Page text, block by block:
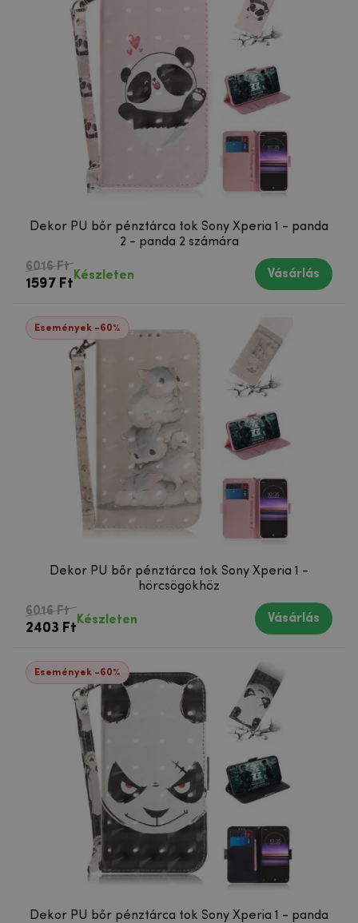
Dekor PU bőr pénztárca tok Sony Xperia 1 - panda
2 - panda 2 számára
6016 Ft
1597 Ft
Készleten Vásárlás
Események -60%
Dekor PU bőr pénztárca tok Sony Xperia 1 -
hörcsögökhöz
6016 Ft
2403 Ft
Készleten Vásárlás
Események -60%
Dekor PU bőr pénztárca tok Sony Xperia 1 - panda